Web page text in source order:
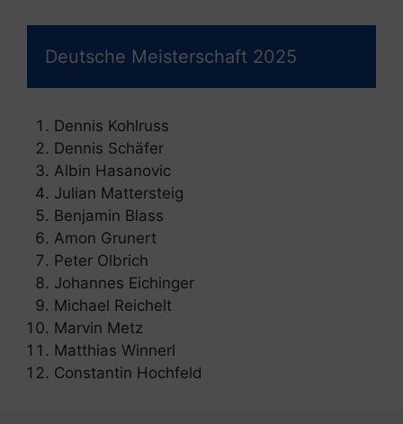
Deutsche Meisterschaft 2025
Dennis Kohlruss
Dennis Schäfer
Albin Hasanovic
Julian Mattersteig
Benjamin Blass
Amon Grunert
Peter Olbrich
Johannes Eichinger
Michael Reichelt
Marvin Metz
Matthias Winnerl
Constantin Hochfeld